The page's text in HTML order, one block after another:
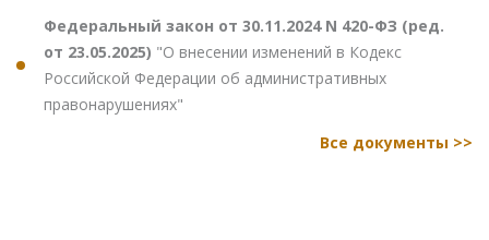
Федеральный закон от 30.11.2024 N 420-ФЗ (ред.
от 23.05.2025) "О внесении изменений в Кодекс
Российской Федерации об административных
правонарушениях"
Все документы >>